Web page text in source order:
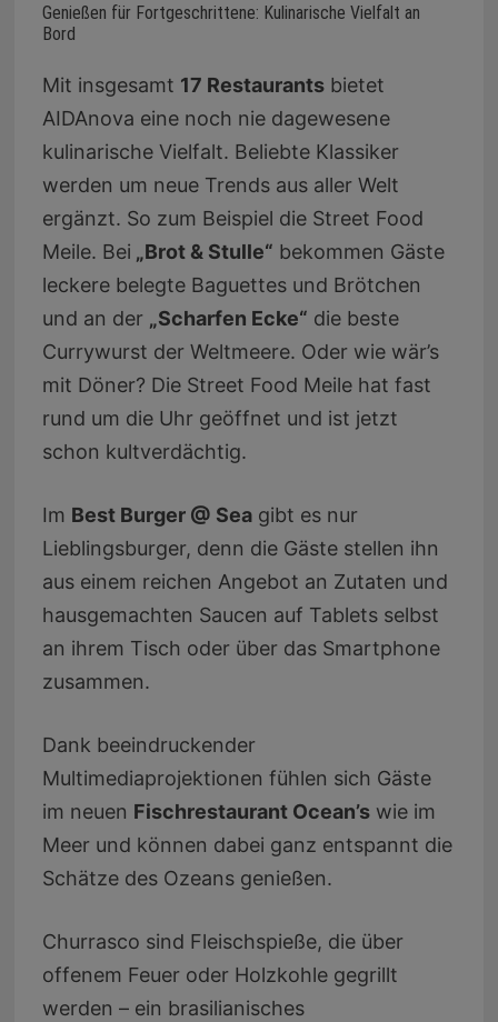
Genießen für Fortgeschrittene: Kulinarische Vielfalt an
Bord
Mit insgesamt 17 Restaurantsbietet
AIDAnova eine noch nie dagewesene
kulinarische Vielfalt. Beliebte Klassiker
werden um neue Trends aus aller Welt
ergänzt. So zum Beispiel die Street Food
Meile. Bei „Brot & Stulle“ bekommen Gäste
leckere belegte Baguettes und Brötchen
und an der „Scharfen Ecke“ die beste
Currywurst der Weltmeere. Oder wie wär’s
mit Döner? Die Street Food Meile hat fast
rund um die Uhr geöffnet und ist jetzt
schon kultverdächtig.
Im Best Burger @ Seagibt es nur
Lieblingsburger, denn die Gäste stellen ihn
aus einem reichen Angebot an Zutaten und
hausgemachten Saucen auf Tablets selbst
an ihrem Tisch oder über das Smartphone
zusammen.
Dank beeindruckender
Multimediaprojektionen fühlen sich Gäste
im neuen Fischrestaurant Ocean’swie im
Meer und können dabei ganz entspannt die
Schätze des Ozeans genießen.
Churrasco sind Fleischspieße, die über
offenem Feuer oder Holzkohle gegrillt
werden – ein brasilianisches